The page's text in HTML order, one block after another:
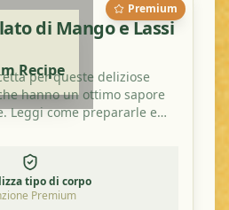
Premium
Recipe
di Mango e Lassi
per queste deliziose
hanno un ottimo sapore
Leggi come prepararle e
tipo di corpo
Premium